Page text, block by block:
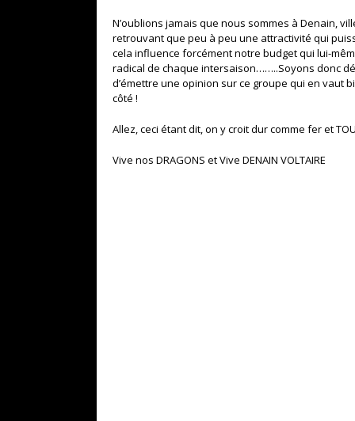
N’oublions jamais que nous sommes à Denain,
retrouvant que peu à peu une attractivité qui
cela influence forcément notre budget qui lui-
radical de chaque intersaison……..Soyons donc
d’émettre une opinion sur ce groupe qui en
côté !
Allez, ceci étant dit, on y croit dur comme fer et
Vive nos DRAGONS et Vive DENAIN VOLTAIRE